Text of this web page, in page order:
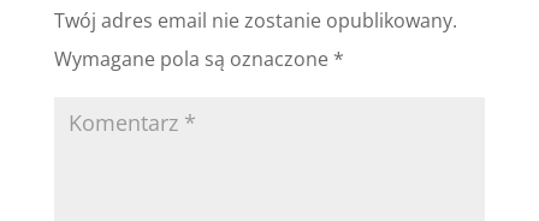
Twój adres email nie zostanie opublikowany.
Wymagane pola są oznaczone *